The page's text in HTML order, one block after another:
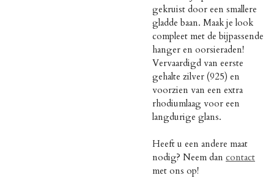
gekruist door een smallere
gladde baan. Maak je look
compleet met de bijpassende
hanger en oorsieraden!
Vervaardigd van eerste
gehalte zilver (925) en
voorzien van een extra
rhodiumlaag voor een
langdurige glans.
Heeft u een andere maat
nodig? Neem dan contact
met ons op!